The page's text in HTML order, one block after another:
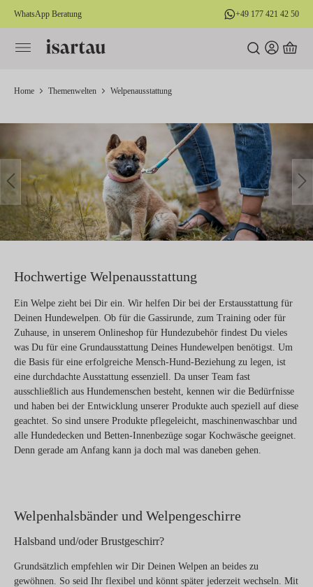
springen
WhatsApp Beratung +49 177 421 42 50
Home Themenwelten Welpenausstattung
Hochwertige Welpenausstattung
Ein Welpe zieht bei Dir ein. Wir helfen Dir bei der Erstausstattung für
Deinen Hundewelpen. Ob für die Gassirunde, zum Training oder für
Zuhause, in unserem Onlineshop für Hundezubehör findest Du vieles
was Du für eine Grundausstattung Deines Hundewelpen benötigst. Um
die Basis für eine erfolgreiche Mensch-Hund-Beziehung zu legen, ist
eine durchdachte Ausstattung essenziell. Da unser Team fast
ausschließlich aus Hundemenschen besteht, kennen wir die Bedürfnisse
und haben bei der Entwicklung unserer Produkte auch speziell auf diese
geachtet. So sind unsere Produkte pflegeleicht, maschinenwaschbar und
alle Hundedecken und Betten-Innenbezüge sogar Kochwäsche geeignet.
Denn gerade am Anfang kann ja doch mal was daneben gehen.
Welpenhalsbänder und Welpengeschirre
Halsband und/oder Brustgeschirr?
Grundsätzlich empfehlen wir Dir Deinen Welpen an beides zu
gewöhnen. So seid Ihr flexibel und könnt später jederzeit wechseln. Mit